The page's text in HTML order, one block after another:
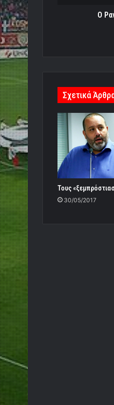
Ο
Σχετικά
Τους
30/05/2017